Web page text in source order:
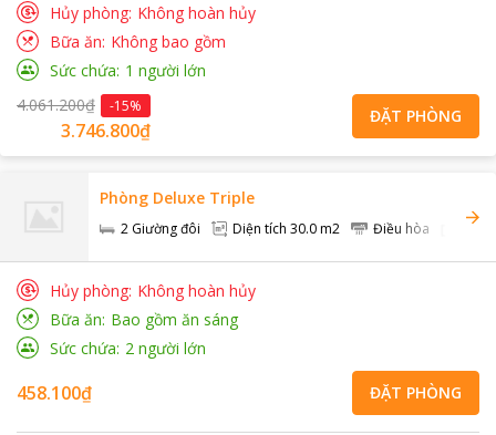
Hủy phòng Không hoàn hủy
Bữa ăn Không bao gồm
Sức chứa 1 người lớn
4.061.200₫
-15%
3.746.800₫
ĐẶT PHÒNG
Phòng Deluxe Triple
2 Giường đôi Diện tích 30.0 m2 Điều hòa TV
Hủy phòng Không hoàn hủy
Bữa ăn Bao gồm ăn sáng
Sức chứa 2 người lớn
458.100₫ ĐẶT PHÒNG